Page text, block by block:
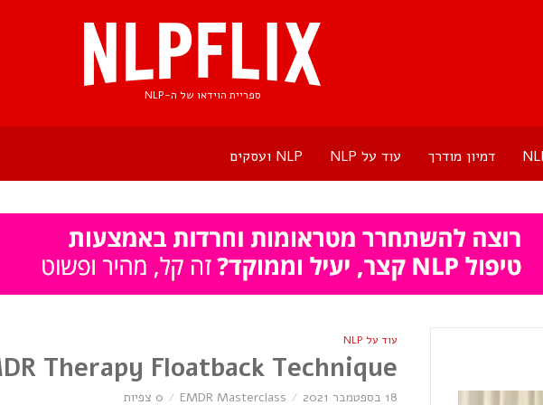
ספריית הוידאו של ה-NLP
דמיון מודרך עוד על NLP NLP ועסקים
עוד על NLP
Therapy Floatback Technique
18 בספטמבר 2021 EMDR Masterclass 0 צפיות